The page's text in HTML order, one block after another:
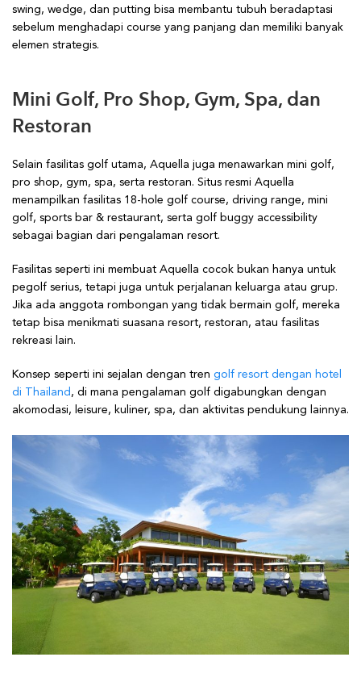
swing, wedge, dan putting bisa membantu tubuh beradaptasi
sebelum menghadapi course yang panjang dan memiliki banyak
elemen strategis.
Mini Golf, Pro Shop, Gym, Spa, dan
Restoran
Selain fasilitas golf utama, Aquella juga menawarkan mini golf,
pro shop, gym, spa, serta restoran. Situs resmi Aquella
menampilkan fasilitas 18-hole golf course, driving range, mini
golf, sports bar & restaurant, serta golf buggy accessibility
sebagai bagian dari pengalaman resort.
Fasilitas seperti ini membuat Aquella cocok bukan hanya untuk
pegolf serius, tetapi juga untuk perjalanan keluarga atau grup.
Jika ada anggota rombongan yang tidak bermain golf, mereka
tetap bisa menikmati suasana resort, restoran, atau fasilitas
rekreasi lain.
Konsep seperti ini sejalan dengan tren golf resort dengan hotel
di Thailand , di mana pengalaman golf digabungkan dengan
akomodasi, leisure, kuliner, spa, dan aktivitas pendukung lainnya.